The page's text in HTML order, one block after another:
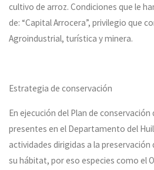
cultivo de arroz. Condiciones que le
de: “Capital Arrocera”, privilegio que
Agroindustrial, turística y minera.
Estrategia de conservación
En ejecución del Plan de
presentes en el Departamento del
actividades dirigidas a la preservación
su hábitat, por eso especies como el